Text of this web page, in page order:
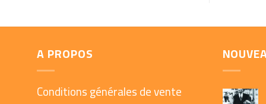
A PROPOS
Conditions générales de vente